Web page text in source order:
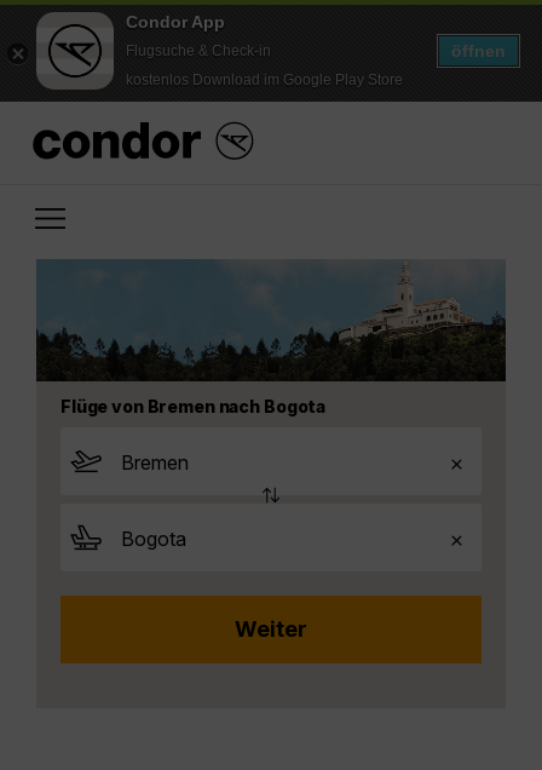
Condor App
Flugsuche & Check-in
kostenlos Download im Google Play Store
öffnen
Flüge von Bremen nach Bogota